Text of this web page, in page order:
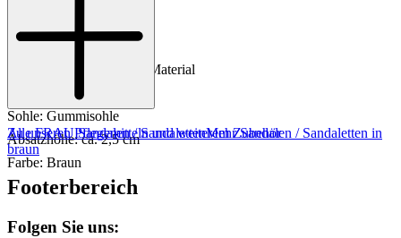
Innenmaterial: Sonstiges Material
Innensohle: Leder
Sohle: Gummisohle
Absatzhöhe: ca. 2,5 cm
Farbe: Braun
Zu unseren Pflegemitteln und weiterem Zubehör
Alle FRAU Sandalen / SandalettenMehr Sandalen / Sandaletten in
braun
Footerbereich
Folgen Sie uns: